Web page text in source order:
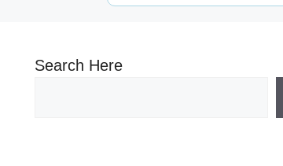
Search Here